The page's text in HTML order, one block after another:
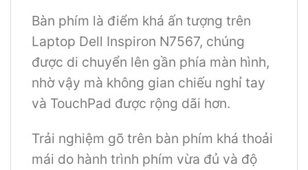
Bàn phím là điểm khá ấn tượng trên
Laptop Dell Inspiron N7567, chúng
được di chuyển lên gần phía màn hình,
nhờ vậy mà không gian chiếu nghỉ tay
và TouchPad được rộng dãi hơn.
Trải nghiệm gõ trên bàn phím khá thoải
mái do hành trình phím vừa đủ và độ